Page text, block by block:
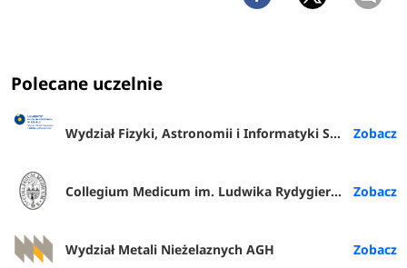
Polecane uczelnie
Wydział Fizyki, Astronomii i Informatyki Stosowanej
Collegium Medicum im. Ludwika Rydygiera w Bydgoszczy
Wydział Metali Nieżelaznych AGH